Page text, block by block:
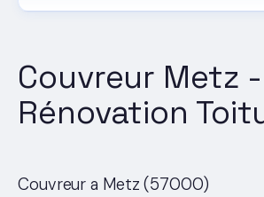
Couvreur Metz -
Rénovation
Couvreur a Metz (57000)